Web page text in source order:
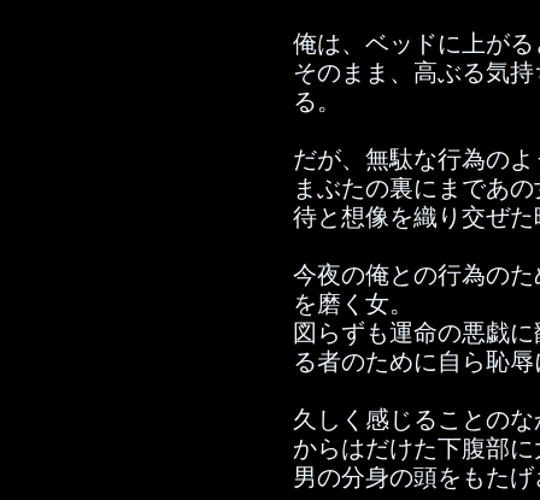
俺は、ベッドに上が
そのまま、高ぶる気
る。
だが、無駄な行為の
まぶたの裏にまであ
待と想像を織り交ぜ
今夜の俺との行為の
を磨く女。
図らずも運命の悪戯
る者のために自ら恥
久しく感じることの
からはだけた下腹部
男の分身の頭をもた